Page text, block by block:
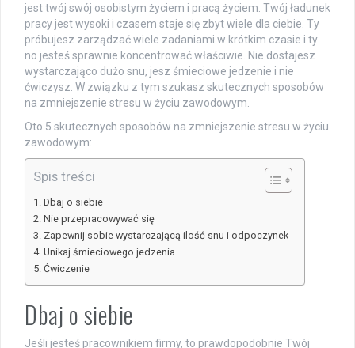
jest twój swój osobistym życiem i pracą życiem. Twój ładunek
pracy jest wysoki i czasem staje się zbyt wiele dla ciebie. Ty
próbujesz zarządzać wiele zadaniami w krótkim czasie i ty
no jesteś sprawnie koncentrować właściwie. Nie dostajesz
wystarczająco dużo snu, jesz śmieciowe jedzenie i nie
ćwiczysz. W związku z tym szukasz skutecznych sposobów
na zmniejszenie stresu w życiu zawodowym.
Oto 5 skutecznych sposobów na zmniejszenie stresu w życiu
zawodowym:
Spis treści
Dbaj o siebie
Nie przepracowywać się
Zapewnij sobie wystarczającą ilość snu i odpoczynek
Unikaj śmieciowego jedzenia
Ćwiczenie
Dbaj o siebie
Jeśli jesteś pracownikiem firmy, to prawdopodobnie Twój